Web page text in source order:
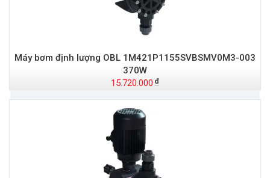
Máy bơm định lượng OBL 1M421P1155SVBSMV0M3-003
370W
15.720.000